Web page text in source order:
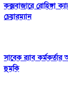
কক্সবাজারে রোহিঙ্গা
চেয়ারম্যান
সাবেক র‍্যাব কর্মকর্তার
হুমকি